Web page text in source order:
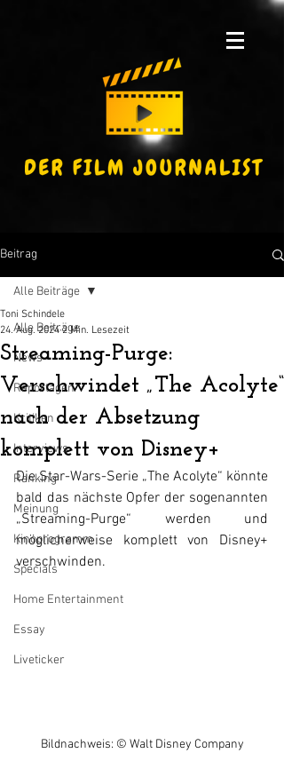
Beitrag
Alle Beiträge
News
Reportagen
Kritiken
Interviews
Ranking
Meinung
Kinoprogramm
Specials
Home Entertainment
Essay
Liveticker
Alle Beiträge
Streaming-Purge:
Verschwindet „The Acolyte“
nach der Absetzung
komplett von Disney+
Toni Schindele
24. Aug. 2024 2 Min. Lesezeit
Die Star-Wars-Serie „The Acolyte“ könnte
bald das nächste Opfer der sogenannten
„Streaming-Purge“ werden und
möglicherweise komplett von Disney+
verschwinden.
Bildnachweis: © Walt Disney Company